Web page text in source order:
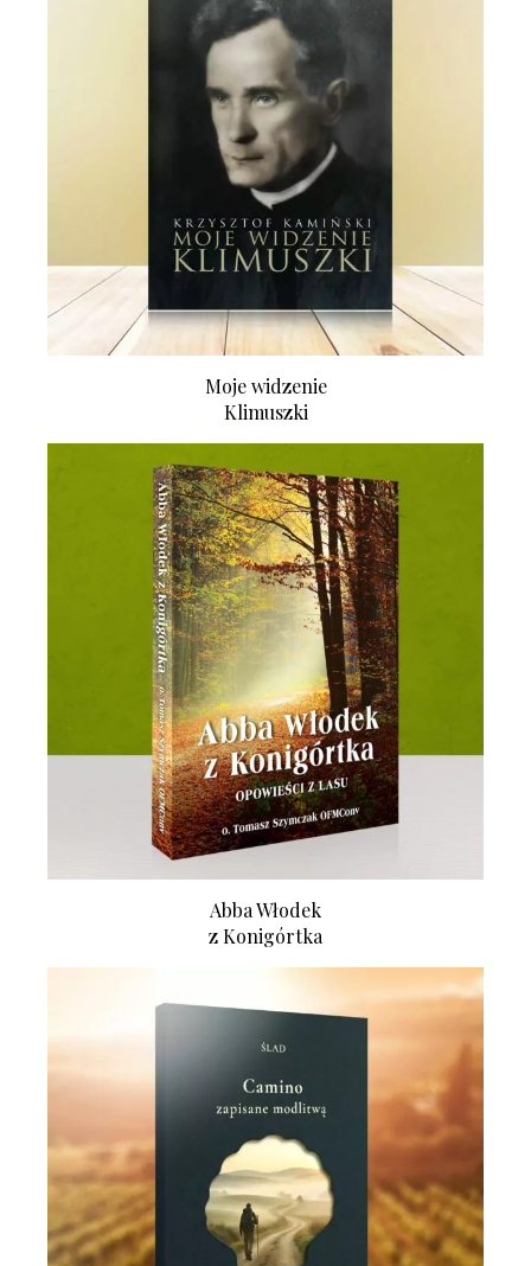
Moje widzenie
Klimuszki
Abba Włodek
z Konigórtka